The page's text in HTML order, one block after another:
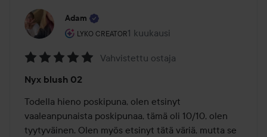
Adam
LYKO CREATOR
Käyttäjän rooli: Lyko Creator.
1 kuukausi
Viesti luotiin 1 kuukausi
5
/
5
Vahvistettu ostaja
Nyx blush 02
Todella hieno poskipuna, olen etsinyt
vaaleanpunaista poskipunaa, tämä oli 10/10, olen
tyytyväinen. Olen myös etsinyt tätä väriä, mutta se